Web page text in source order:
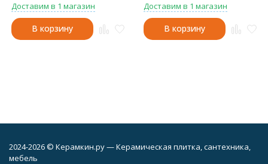
Доставим в 1 магазин
В корзину
Доставим в 1 магазин
В корзину
2024-2026 © Керамкин.ру — Керамическая плитка, сантехника,
мебель